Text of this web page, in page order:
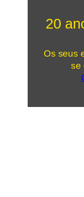
20
Os seus
se